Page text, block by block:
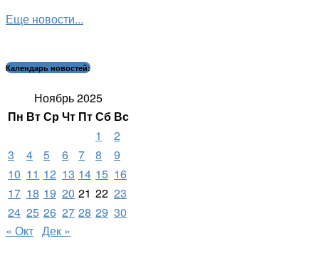
Еще новости...
Календарь новостей:
Ноябрь 2025
Пн ВтСрЧт ПтСб Вс
1
2
3
4 5 6 7 8
9
10 11 12 13 14 15 16
17 18 19 20 21 22 23
24 25 26 27 28 29 30
« Окт Дек »